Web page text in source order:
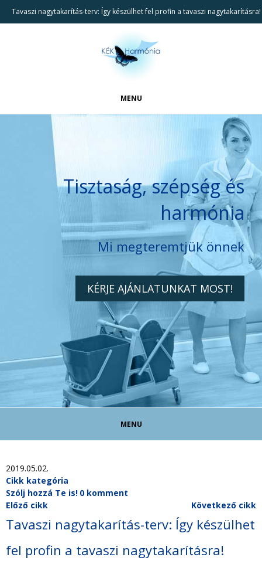
Tavaszi nagytakarítás-terv: Így készülhet fel profin a tavaszi nagytakarításra!
MENU
REFERENCIÁK
TAKARÍTÁSI SZOLGÁLTATÁSAINK
KAPCSOLAT
KERESÉS
Tisztaság, szépség és
harmónia
Mi megteremtjük önnek
KÉRJE AJÁNLATUNKAT MOST!
MENU
TAKARÍTÁS MAGÁNSZEMÉLYEKNEK
TAKARÍTÁS CÉGEKNEK
2019.05.02.
Cikk kategória
Szólj hozzá Te is! 0 komment
Előző cikk
Következő cikk
Tavaszi nagytakarítás-terv: Így készülhet
fel profin a tavaszi nagytakarításra!